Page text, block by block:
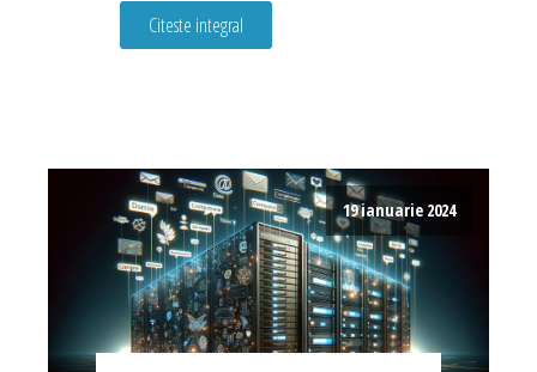
Citeste integral
19 ianuarie 2024